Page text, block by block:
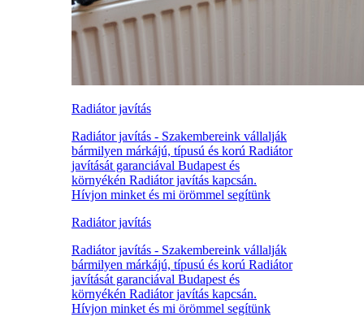
Radiátor javítás
Radiátor javítás - Szakembereink vállalják
bármilyen márkájú, típusú és korú Radiátor
javítását garanciával Budapest és
környékén Radiátor javítás kapcsán.
Hívjon minket és mi örömmel segítünk
Radiátor javítás
Radiátor javítás - Szakembereink vállalják
bármilyen márkájú, típusú és korú Radiátor
javítását garanciával Budapest és
környékén Radiátor javítás kapcsán.
Hívjon minket és mi örömmel segítünk